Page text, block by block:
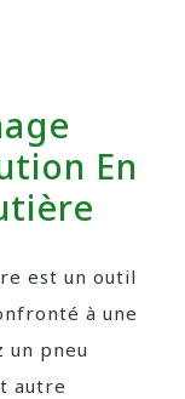
En
est un outil
à une
un pneu
autre